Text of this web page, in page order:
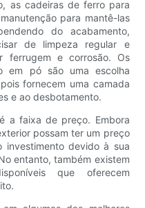
as cadeiras de ferro para
para mantê-las
do acabamento,
de limpeza regular e
ferrugem e corrosão. Os
em pó são uma escolha
fornecem uma camada
e ao desbotamento.
a faixa de preço. Embora
possam ter um preço
investimento devido à sua
entanto, também existem
que oferecem